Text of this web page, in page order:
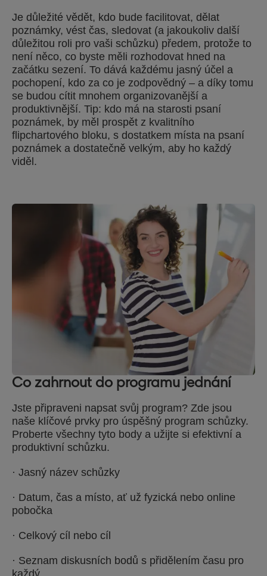
Je důležité vědět, kdo bude facilitovat, dělat
poznámky, vést čas, sledovat (a jakoukoliv další
důležitou roli pro vaši schůzku) předem, protože to
není něco, co byste měli rozhodovat hned na
začátku sezení. To dává každému jasný účel a
pochopení, kdo za co je zodpovědný – a díky tomu
se budou cítit mnohem organizovanější a
produktivnější. Tip: kdo má na starosti psaní
poznámek, by měl prospět z kvalitního
flipchartového bloku, s dostatkem místa na psaní
poznámek a dostatečně velkým, aby ho každý
viděl.
Co zahrnout do programu jednání
Jste připraveni napsat svůj program? Zde jsou
naše klíčové prvky pro úspěšný program schůzky.
Proberte všechny tyto body a užijte si efektivní a
produktivní schůzku.
· Jasný název schůzky
· Datum, čas a místo, ať už fyzická nebo online
pobočka
· Celkový cíl nebo cíl
· Seznam diskusních bodů s přidělením času pro
každý